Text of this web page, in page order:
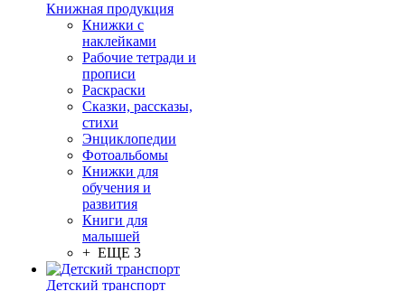
Книжная продукция
Книжки с
наклейками
Рабочие тетради и
прописи
Раскраски
Сказки, рассказы,
стихи
Энциклопедии
Фотоальбомы
Книжки для
обучения и
развития
Книги для
малышей
+ ЕЩЕ 3
Детский транспорт